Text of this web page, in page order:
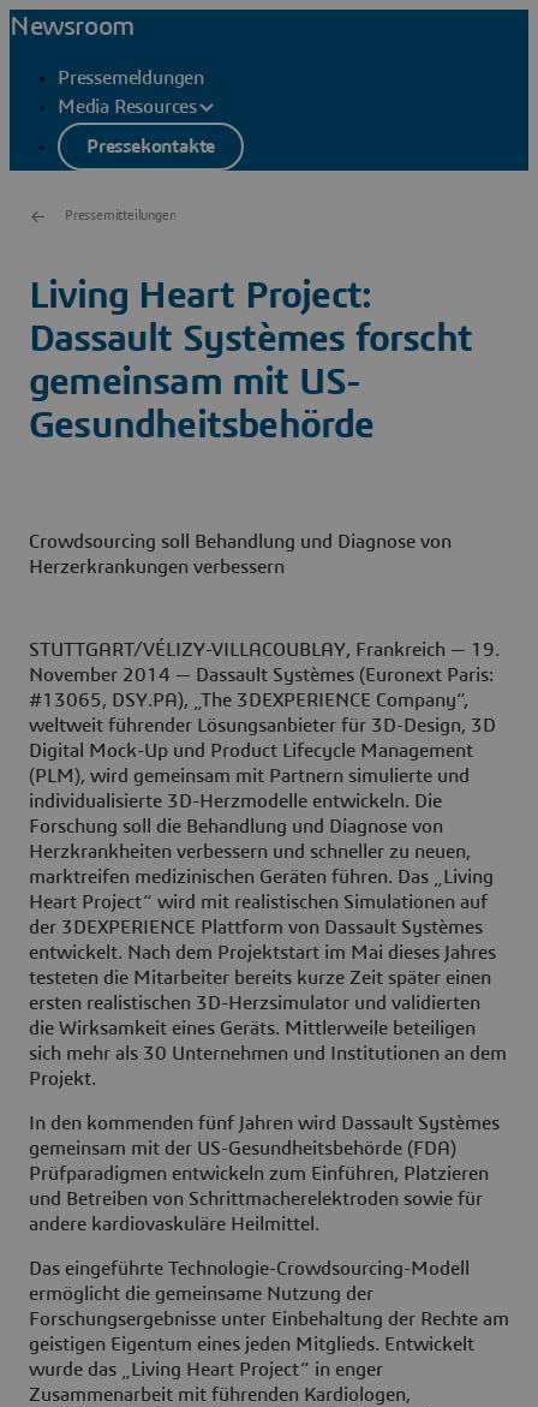
Newsroom
Pressemeldungen
Media Resources
Pressekontakte
Pressemitteilungen
Living Heart Project:
Dassault Systèmes forscht
gemeinsam mit US-
Gesundheitsbehörde
Crowdsourcing soll Behandlung und Diagnose von
Herzerkrankungen verbessern
STUTTGART/VÉLIZY-VILLACOUBLAY, Frankreich — 19.
November 2014 — Dassault Systèmes (Euronext Paris:
#13065, DSY.PA), „The 3DEXPERIENCE Company“,
weltweit führender Lösungsanbieter für 3D-Design, 3D
Digital Mock-Up und Product Lifecycle Management
(PLM), wird gemeinsam mit Partnern simulierte und
individualisierte 3D-Herzmodelle entwickeln. Die
Forschung soll die Behandlung und Diagnose von
Herzkrankheiten verbessern und schneller zu neuen,
marktreifen medizinischen Geräten führen. Das „Living
Heart Project“ wird mit realistischen Simulationen auf
der 3DEXPERIENCE Plattform von Dassault Systèmes
entwickelt. Nach dem Projektstart im Mai dieses Jahres
testeten die Mitarbeiter bereits kurze Zeit später einen
ersten realistischen 3D-Herzsimulator und validierten
die Wirksamkeit eines Geräts. Mittlerweile beteiligen
sich mehr als 30 Unternehmen und Institutionen an dem
Projekt.
In den kommenden fünf Jahren wird Dassault Systèmes
gemeinsam mit der US-Gesundheitsbehörde (FDA)
Prüfparadigmen entwickeln zum Einführen, Platzieren
und Betreiben von Schrittmacherelektroden sowie für
andere kardiovaskuläre Heilmittel.
Das eingeführte Technologie-Crowdsourcing-Modell
ermöglicht die gemeinsame Nutzung der
Forschungsergebnisse unter Einbehaltung der Rechte am
geistigen Eigentum eines jeden Mitglieds. Entwickelt
wurde das „Living Heart Project“ in enger
Zusammenarbeit mit führenden Kardiologen,